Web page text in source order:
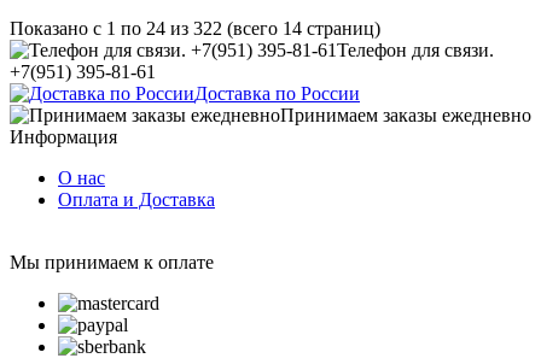
Показано с 1 по 24 из 322 (всего 14 страниц)
Телефон для связи.
+7(951) 395-81-61
Доставка по России
Принимаем заказы ежедневно
Информация
О нас
Оплата и Доставка
Мы принимаем к оплате